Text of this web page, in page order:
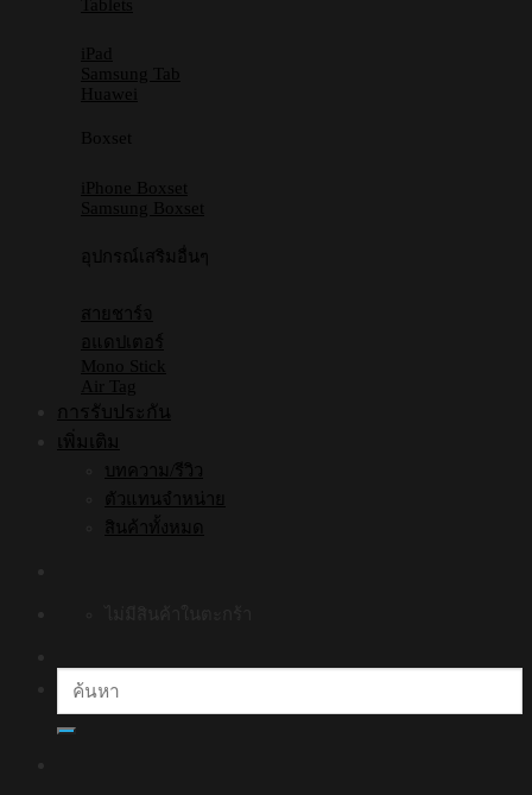
Tablets
iPad
Samsung Tab
Huawei
Boxset
iPhone Boxset
Samsung Boxset
อุปกรณ์เสริมอื่นๆ
สายชาร์จ
อแดปเตอร์
Mono Stick
Air Tag
การรับประกัน
เพิ่มเติม
บทความ/รีวิว
ตัวแทนจำหน่าย
สินค้าทั้งหมด
ค้นหา: